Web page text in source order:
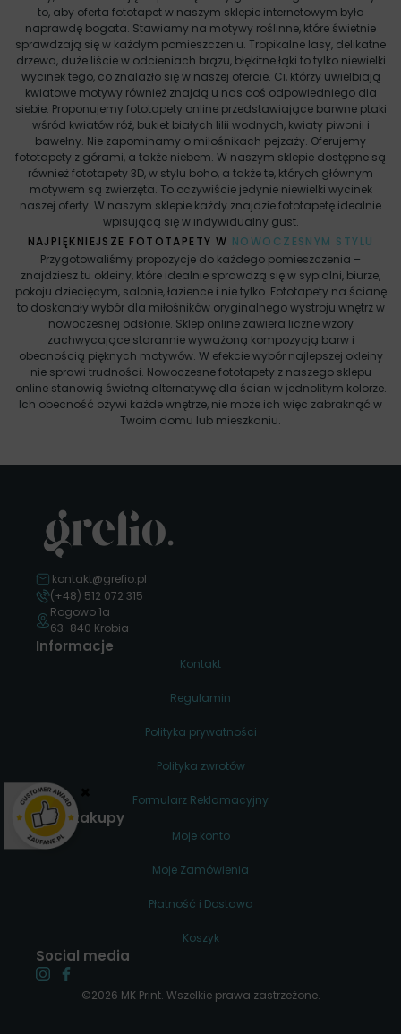
to, aby oferta fototapet w naszym sklepie internetowym była
naprawdę bogata. Stawiamy na motywy roślinne, które świetnie
sprawdzają się w każdym pomieszczeniu. Tropikalne lasy, delikatne
drzewa, duże liście w odcieniach brązu, błękitne łąki to tylko niewielki
wycinek tego, co znalazło się w naszej ofercie. Ci, którzy uwielbiają
kwiatowe motywy również znajdą u nas coś odpowiedniego dla
siebie. Proponujemy fototapety online przedstawiające barwne ptaki
wśród kwiatów róż, bukiet białych lilii wodnych, kwiaty piwonii i
bawełny. Nie zapominamy o miłośnikach pejzaży. Oferujemy
fototapety z górami, a także niebem. W naszym sklepie dostępne są
również fototapety 3D, w stylu boho, a także te, których głównym
motywem są zwierzęta. To oczywiście jedynie niewielki wycinek
naszej oferty. W naszym sklepie każdy znajdzie fototapetę idealnie
wpisującą się w indywidualny gust.
NAJPIĘKNIEJSZE FOTOTAPETY W NOWOCZESNYM STYLU
Przygotowaliśmy propozycje do każdego pomieszczenia –
znajdziesz tu okleiny, które idealnie sprawdzą się w sypialni, biurze,
pokoju dziecięcym, salonie, łazience i nie tylko. Fototapety na ścianę
to doskonały wybór dla miłośników oryginalnego wystroju wnętrz w
nowoczesnej odsłonie. Sklep online zawiera liczne wzory
zachwycające starannie wyważoną kompozycją barw i
obecnością pięknych motywów. W efekcie wybór najlepszej okleiny
nie sprawi trudności. Nowoczesne fototapety z naszego sklepu
online stanowią świetną alternatywę dla ścian w jednolitym kolorze.
Ich obecność ożywi każde wnętrze, nie może ich więc zabraknąć w
Twoim domu lub mieszkaniu.
kontakt@grefio.pl
(+48) 512 072 315
Rogowo 1a
63-840 Krobia
Informacje
Kontakt
Regulamin
Polityka prywatności
Polityka zwrotów
Formularz Reklamacyjny
Moje zakupy
Moje konto
Moje Zamówienia
Płatność i Dostawa
Koszyk
Social media
©2026 MK Print. Wszelkie prawa zastrzeżone.